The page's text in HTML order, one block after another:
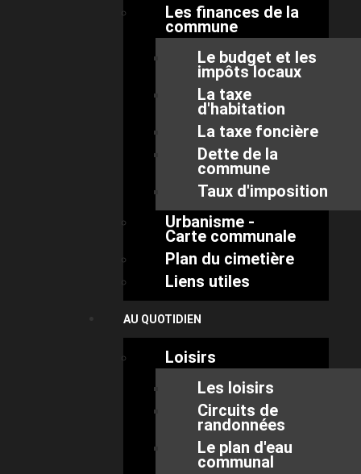
Les finances de la
commune
Le budget et les
impôts locaux
La taxe
d'habitation
La taxe foncière
Dette de la
commune
Taux d'imposition
Urbanisme -
Carte communale
Plan du cimetière
Liens utiles
AU QUOTIDIEN
Loisirs
Les loisirs
Circuits de
randonnées
Le plan d'eau
communal